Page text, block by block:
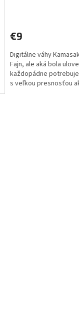
€9
Digitálne váhy
Fajn, ale aká bola
každopádne
s veľkou presnosťou